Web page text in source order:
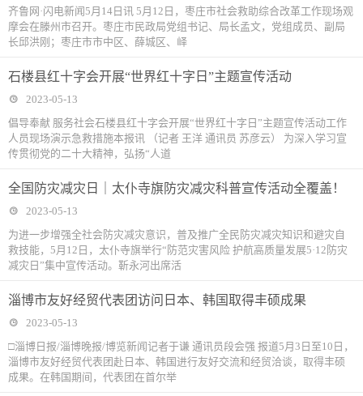
齐鲁网·闪电新闻5月14日讯 5月12日，枣庄市社会救助综合改革工作现场观
摩会在滕州市召开。枣庄市民政局党组书记、局长孟文，党组成员、副局
长邱洪刚；枣庄市市中区、薛城区、峄
石楼县红十字会开展“世界红十字日”主题宣传活动
2023-05-13
倡导奉献 服务社会石楼县红十字会开展“世界红十字日”主题宣传活动工作
人员现场演示急救措施本报讯 （记者 王洋 通讯员 苏彦云） 为深入学习宣
传贯彻党的二十大精神，弘扬“人道
全国防灾减灾日｜太仆寺旗防灾减灾科普宣传活动全覆盖！
2023-05-13
为进一步增强全社会防灾减灾意识，普及推广全民防灾减灾知识和避灾自
救技能，5月12日，太仆寺旗举行“防范灾害风险 护航高质量发展5·12防灾
减灾日”集中宣传活动。靳永河出席活
淄博市友好经贸代表团访问日本、韩国取得丰硕成果
2023-05-13
□淄博日报/淄博晚报/博览新闻记者于谦 通讯员段会强 报道5月3日至10日，
淄博市友好经贸代表团赴日本、韩国进行友好交流和经贸洽谈，取得丰硕
成果。在韩国期间，代表团在首尔举